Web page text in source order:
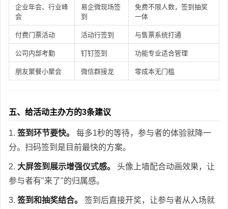
企业年会、行业峰
会
易企微现场签
到
免费不限人数，签到抽奖
一体
付费门票活动 活动行签到 与售票系统打通
公司内部考勤 钉钉签到 功能专业适合管理
朋友聚餐小聚会 微信群接龙 零成本无门槛
五、给活动主办方的3条建议
1. 签到环节要快。
每多1秒的等待，参与者的体验就降一
分。扫码签到是目前最快的方案。
2. 大屏签到展示增强仪式感。
头像上墙配合动画效果，让
参与者有"来了"的归属感。
3. 签到和抽奖结合。
签到后直接开奖，让参与者从入场就